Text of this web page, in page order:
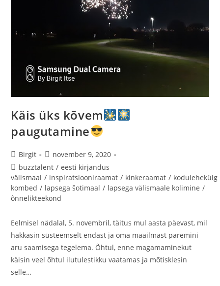
Käis üks kõvem
paugutamine
Birgit
november 9, 2020
buzztalent / eesti kirjandus
välismaal / inspiratsiooniraamat / kinkeraamat / kodulehekülg
kombed / lapsega šotimaal / lapsega välismaale kolimine /
õnnelikteekond
Eelmisel nädalal, 5. novembril, täitus mul aasta päevast, mil
hakkasin süsteemselt endast ja oma maailmast paremini
aru saamisega tegelema. Õhtul, enne magamaminekut
käisin veel õhtul ilutulestikku vaatamas ja mõtisklesin
selle…